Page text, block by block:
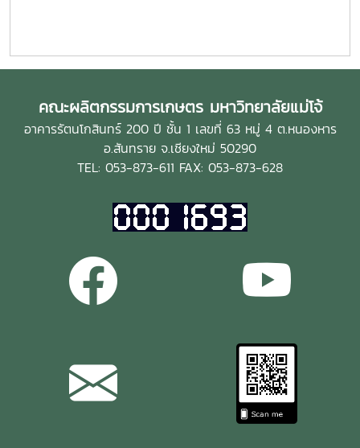
คณะผลิตกรรมการเกษตร มหาวิทยาลัยแม่โจ้
อาคารรัตนโกสินทร์ 200 ปี ชั้น 1 เลขที่ 63 หมู่ 4 ต.หนองหาร
อ.สันทราย จ.เชียงใหม่ 50290
TEL: 053-873-611 FAX: 053-873-628